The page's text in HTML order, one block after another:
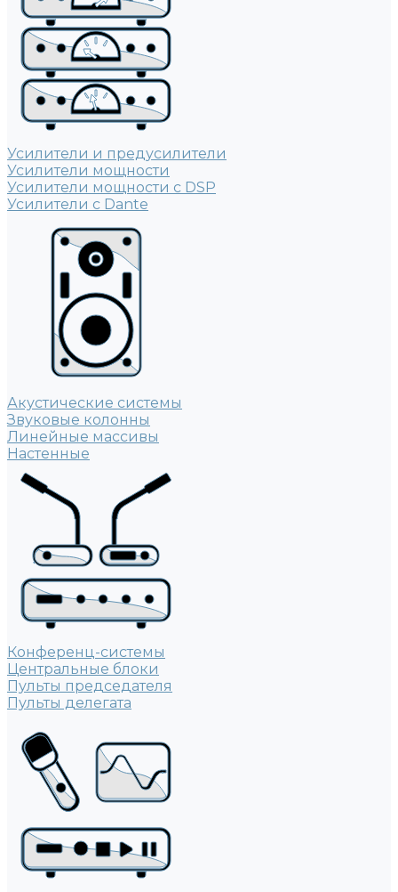
Усилители и предусилители
Усилители мощности
Усилители мощности с DSP
Усилители с Dante
Акустические системы
Звуковые колонны
Линейные массивы
Настенные
Конференц-системы
Центральные блоки
Пульты председателя
Пульты делегата